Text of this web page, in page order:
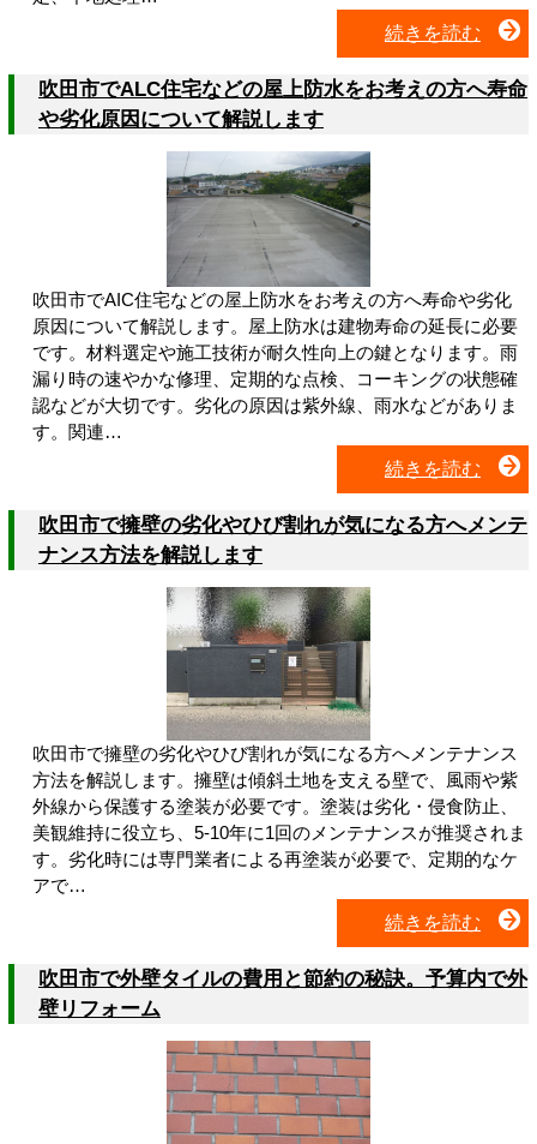
続きを読む
吹田市でALC住宅などの屋上防水をお考えの方へ寿命
や劣化原因について解説します
吹田市でAIC住宅などの屋上防水をお考えの方へ寿命や劣化
原因について解説します。屋上防水は建物寿命の延長に必要
です。材料選定や施工技術が耐久性向上の鍵となります。雨
漏り時の速やかな修理、定期的な点検、コーキングの状態確
認などが大切です。劣化の原因は紫外線、雨水などがありま
す。関連…
続きを読む
吹田市で擁壁の劣化やひび割れが気になる方へメンテ
ナンス方法を解説します
吹田市で擁壁の劣化やひび割れが気になる方へメンテナンス
方法を解説します。擁壁は傾斜土地を支える壁で、風雨や紫
外線から保護する塗装が必要です。塗装は劣化・侵食防止、
美観維持に役立ち、5-10年に1回のメンテナンスが推奨されま
す。劣化時には専門業者による再塗装が必要で、定期的なケ
アで…
続きを読む
吹田市で外壁タイルの費用と節約の秘訣。予算内で外
壁リフォーム